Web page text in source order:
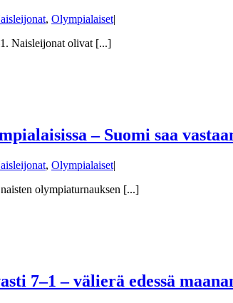
, Olympialaiset|
Naisleijonat olivat [...]
– Suomi saa
, Olympialaiset|
olympiaturnauksen [...]
7–1 – välierä edessä